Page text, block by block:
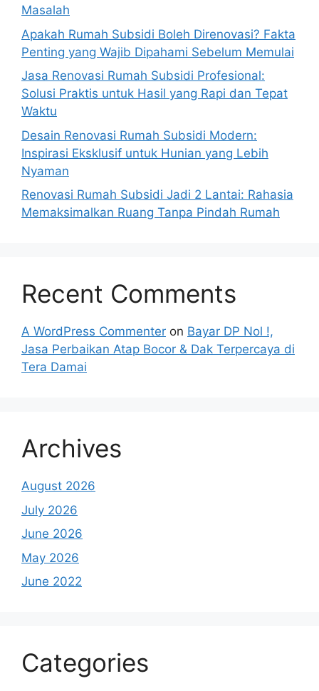
Masalah
Apakah Rumah Subsidi Boleh Direnovasi? Fakta
Penting yang Wajib Dipahami Sebelum Memulai
Jasa Renovasi Rumah Subsidi Profesional:
Solusi Praktis untuk Hasil yang Rapi dan Tepat
Waktu
Desain Renovasi Rumah Subsidi Modern:
Inspirasi Eksklusif untuk Hunian yang Lebih
Nyaman
Renovasi Rumah Subsidi Jadi 2 Lantai: Rahasia
Memaksimalkan Ruang Tanpa Pindah Rumah
Recent Comments
A WordPress Commenter on Bayar DP Nol !,
Jasa Perbaikan Atap Bocor & Dak Terpercaya di
Tera Damai
Archives
August 2026
July 2026
June 2026
May 2026
June 2022
Categories